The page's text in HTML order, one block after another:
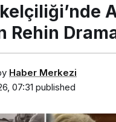
Rehin
Haber Merkezi
07:31 published